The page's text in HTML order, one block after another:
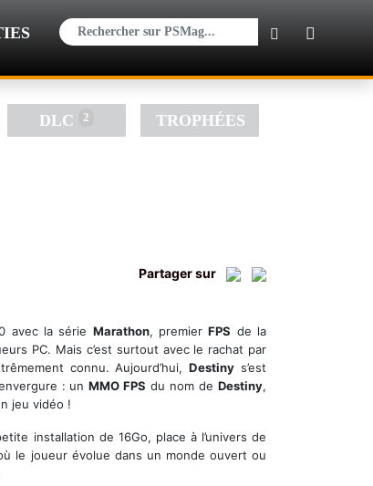
×
DLC 2 TROPHÉES
Partager sur
avec la série Marathon, premierFPS de la
PC. Mais c’est surtout avec le rachat par
connu. Aujourd’hui,Destiny s’est
: unMMO FPS du nom deDestiny,
jeu vidéo !
installation de 16Go, place à l’univers de
le joueur évolue dans un monde ouvert ou